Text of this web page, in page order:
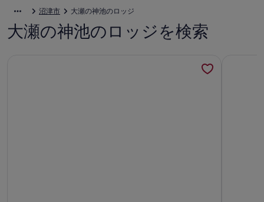
沼津市 大瀬の神池のロッジ
大瀬の神池のロッジを検索